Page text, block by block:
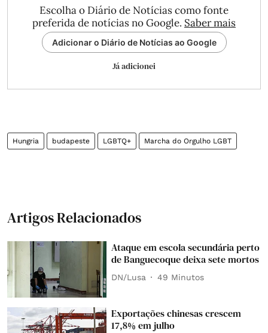
Escolha o Diário de Notícias como fonte
preferida de notícias no Google. Saber mais
Adicionar o Diário de Notícias ao Google
Já adicionei
Hungria budapeste LGBTQ+ Marcha do Orgulho LGBT
Artigos Relacionados
Ataque em escola secundária perto
de Banguecoque deixa sete mortos
DN/Lusa 49 Minutos
Exportações chinesas crescem
17,8% em julho